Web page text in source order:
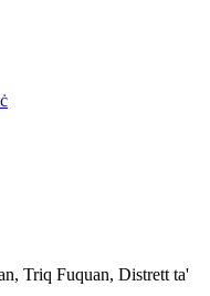
Triq Fuquan, Distrett ta'